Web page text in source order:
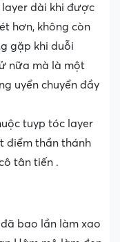
dài khi được
hơn, không còn
gặp khi duỗi
nữa mà là một
uyển chuyển đầy
tuyp tóc layer
điểm thần thánh
tân tiến .
bao lần làm xao